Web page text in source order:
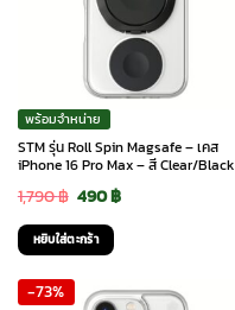
พร้อมจำหน่าย
STM รุ่น Roll Spin Magsafe – เคส
iPhone 16 Pro Max – สี Clear/Black
1,790฿ Original
price
was:
1,790 ฿.
490฿Current
490 ฿.
หยิบใส่ตะกร้า
-73%